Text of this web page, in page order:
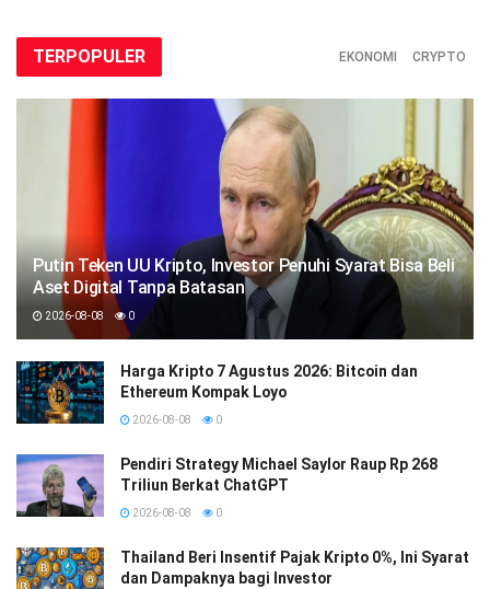
TERPOPULER EKONOMI CRYPTO
Putin Teken UU Kripto, Investor Penuhi Syarat Bisa Beli
Aset Digital Tanpa Batasan
2026-08-08 0
Harga Kripto 7 Agustus 2026: Bitcoin dan
Ethereum Kompak Loyo
2026-08-08 0
Pendiri Strategy Michael Saylor Raup Rp 268
Triliun Berkat ChatGPT
2026-08-08 0
Thailand Beri Insentif Pajak Kripto 0%, Ini Syarat
dan Dampaknya bagi Investor